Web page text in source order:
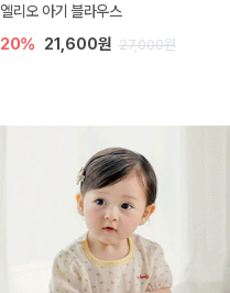
엘리오 아기 블라우스
20% 21,600원 27,000원